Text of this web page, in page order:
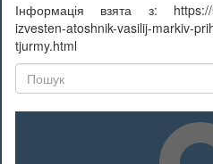
Інформація взята з: https://
izvesten-atoshnik-vasilij-markiv-
tjurmy.html